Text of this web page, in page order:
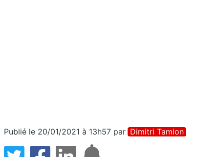
Publié le 20/01/2021 à 13h57 par Dimitri Tamion